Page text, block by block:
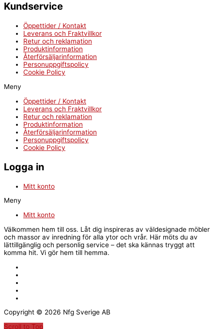
Kundservice
Öppettider / Kontakt
Leverans och Fraktvillkor
Retur och reklamation
Produktinformation
Återförsäljarinformation
Personuppgiftspolicy
Cookie Policy
Meny
Öppettider / Kontakt
Leverans och Fraktvillkor
Retur och reklamation
Produktinformation
Återförsäljarinformation
Personuppgiftspolicy
Cookie Policy
Logga in
Mitt konto
Meny
Mitt konto
Välkommen hem till oss. Låt dig inspireras av väldesignade möbler
och massor av inredning för alla ytor och vrår. Här möts du av
lättillgänglig och personlig service – det ska kännas tryggt att
komma hit. Vi gör hem till hemma.
Copyright © 2026 Nfg Sverige AB
Scroll to Top